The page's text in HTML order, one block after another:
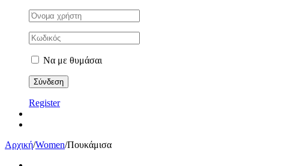
Να με θυμάσαι
Register
Αρχική/Women/Πουκάμισα